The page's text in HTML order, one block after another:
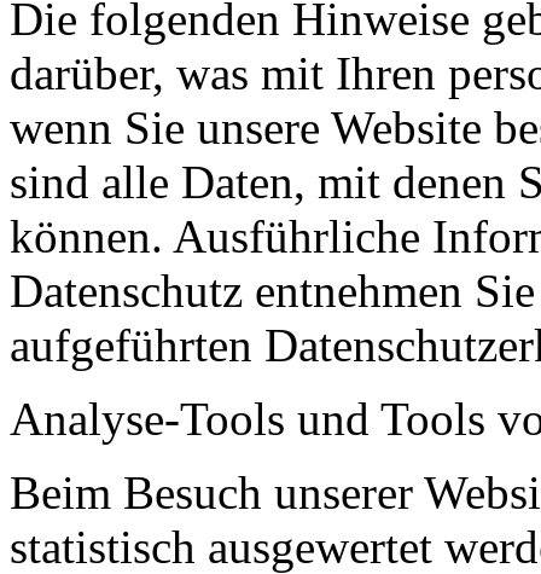
Die folgenden Hinweise
darüber, was mit Ihren
wenn Sie unsere Website
sind alle Daten, mit denen
können. Ausführliche
Datenschutz entnehmen
aufgeführten
Analyse-Tools und Tools
Beim Besuch unserer
statistisch ausgewertet